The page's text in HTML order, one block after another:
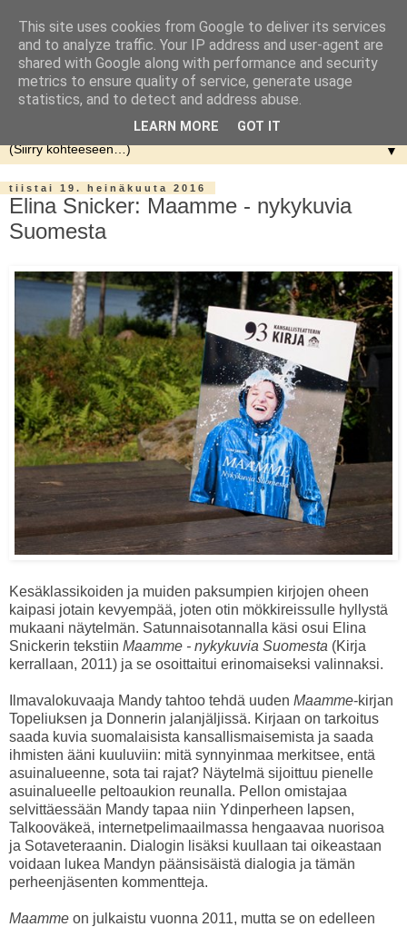
▼
tiistai 19. heinäkuuta 2016
Elina Snicker: Maamme - nykykuvia
Suomesta
Kesäklassikoiden ja muiden paksumpien kirjojen oheen
kaipasi jotain kevyempää, joten otin mökkireissulle hyllystä
mukaani näytelmän. Satunnaisotannalla käsi osui Elina
Snickerin tekstiin Maamme - nykykuvia Suomesta (Kirja
kerrallaan, 2011) ja se osoittaitui erinomaiseksi valinnaksi.
Ilmavalokuvaaja Mandy tahtoo tehdä uuden Maamme-kirjan
Topeliuksen ja Donnerin jalanjäljissä. Kirjaan on tarkoitus
saada kuvia suomalaisista kansallismaisemista ja saada
ihmisten ääni kuuluviin: mitä synnyinmaa merkitsee, entä
asuinalueenne, sota tai rajat? Näytelmä sijoittuu pienelle
asuinalueelle peltoaukion reunalla. Pellon omistajaa
selvittäessään Mandy tapaa niin Ydinperheen lapsen,
Talkooväkeä, internetpelimaailmassa hengaavaa nuorisoa
ja Sotaveteraanin. Dialogin lisäksi kuullaan tai oikeastaan
voidaan lukea Mandyn päänsisäistä dialogia ja tämän
perheenjäsenten kommentteja.
Maamme on julkaistu vuonna 2011, mutta se on edelleen
This site uses cookies from Google to deliver its services
and to analyze traffic. Your IP address and user-agent are
shared with Google along with performance and security
metrics to ensure quality of service, generate usage
statistics, and to detect and address abuse.
LEARN MORE GOT IT